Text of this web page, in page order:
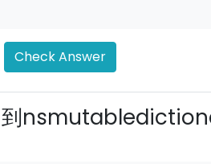
Check Answer
到